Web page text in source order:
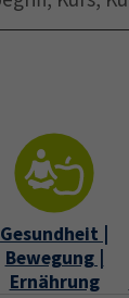
Gesundheit |
Bewegung |
Ernährung